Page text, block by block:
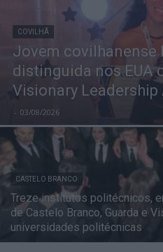
COVILHÃ
Jovem covilhanense
distinguida nos EUA
Visionary Leadership
- 03/08/2026
CASTELO BRANCO
Treze institutos politécnicos,
de Castelo Branco, Guarda e
universidades politécnicas